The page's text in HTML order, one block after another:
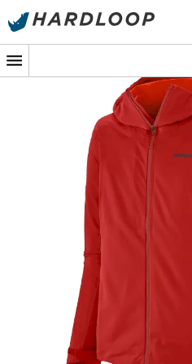
Sommerangebote🔥 -5%